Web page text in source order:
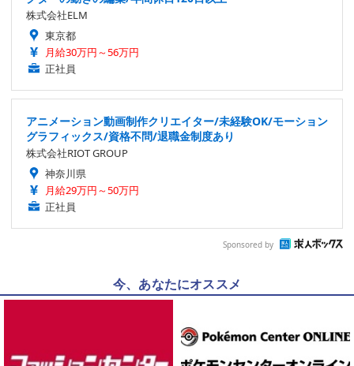
株式会社ELM
東京都
月給30万円～56万円
正社員
アニメーション動画制作クリエイター/未経験OK/モーション
グラフィックス/資格不問/退職金制度あり
株式会社RIOT GROUP
神奈川県
月給29万円～50万円
正社員
Sponsored by
今、あなたにオススメ